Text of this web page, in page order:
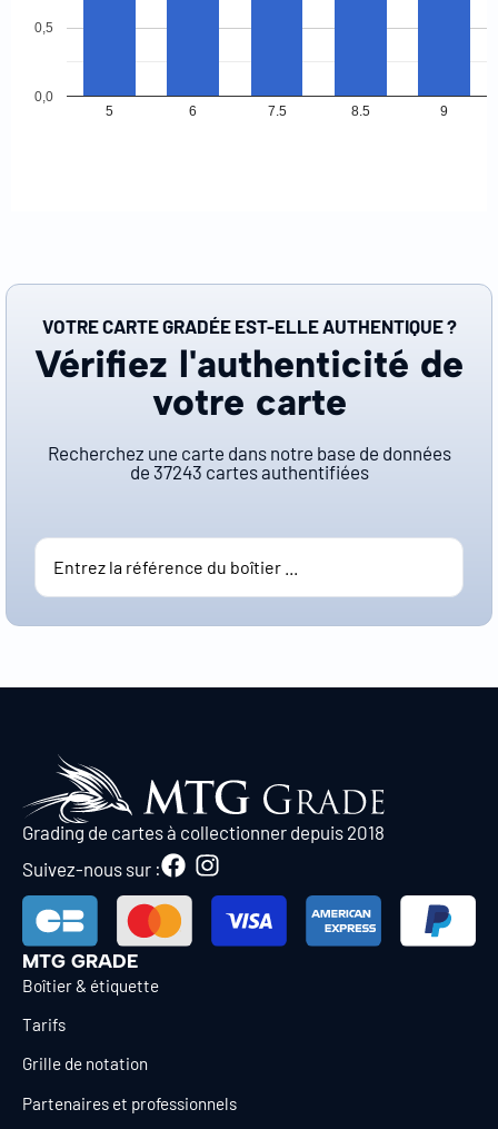
5 6 7.5 8.5 9
0,0
0,5
VOTRE CARTE GRADÉE EST-ELLE AUTHENTIQUE ?
Vérifiez l'authenticité de
votre carte
Recherchez une carte dans notre base de données
de 37243 cartes authentifiées
Grading de cartes à collectionner depuis 2018
Suivez-nous sur :
MTG GRADE
Boîtier & étiquette
Tarifs
Grille de notation
Partenaires et professionnels